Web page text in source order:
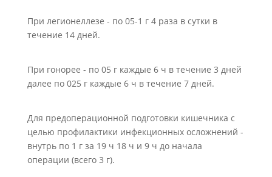
При легионеллезе - по 05-1 г 4 раза в сутки в
течение 14 дней.
При гонорее - по 05 г каждые 6 ч в течение 3 дней
далее по 025 г каждые 6 ч в течение 7 дней.
Для предоперационной подготовки кишечника с
целью профилактики инфекционных осложнений -
внутрь по 1 г за 19 ч 18 ч и 9 ч до начала
операции (всего 3 г).